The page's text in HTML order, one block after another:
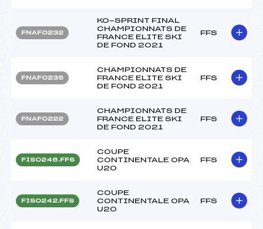
FNAF0232
KO-SPRINT FINAL
CHAMPIONNATS DE
FRANCE ELITE SKI
DE FOND 2021
FFS
FNAF0235
CHAMPIONNATS DE
FRANCE ELITE SKI
DE FOND 2021
FFS
FNAF0222
CHAMPIONNATS DE
FRANCE ELITE SKI
DE FOND 2021
FFS
FIS0246.FFS
COUPE
CONTINENTALE OPA
U20
FFS
FIS0242.FFS
COUPE
CONTINENTALE OPA
U20
FFS